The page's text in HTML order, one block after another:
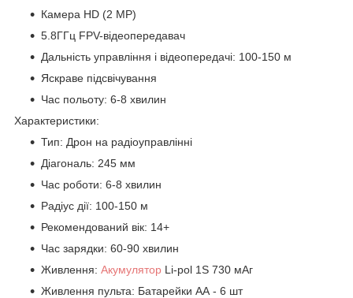
Камера HD (2 MP)
5.8ГГц FPV-відеопередавач
Дальність управління і відеопередачі: 100-150 м
Яскраве підсвічування
Час польоту: 6-8 хвилин
Характеристики:
Тип: Дрон на радіоуправлінні
Діагональ: 245 мм
Час роботи: 6-8 хвилин
Радіус дії: 100-150 м
Рекомендований вік: 14+
Час зарядки: 60-90 хвилин
Живлення: Акумулятор Li-pol 1S 730 мАг
Живлення пульта: Батарейки АА - 6 шт